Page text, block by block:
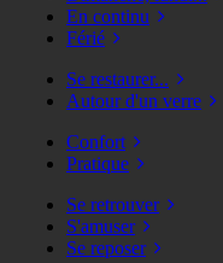
En continu
Férié
Se restaurer...
Autour d'un verre
Confort
Pratique
Se retrouver
S'amuser
Se reposer